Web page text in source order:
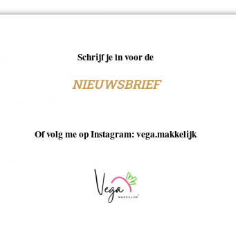
tot een grove puree. Het
aan het gerecht.
pecannoten, die een
kan ook als smakelijke snack
een onweerstaanbare
Schrijf je in voor de
NIEUWSBRIEF
Of volg me op Instagram: vega.makkelijk